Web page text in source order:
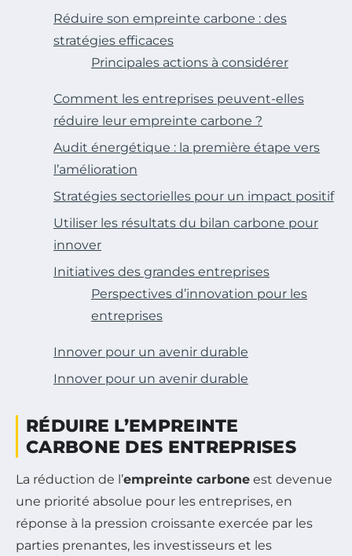
Réduire son empreinte carbone : des
stratégies efficaces
Principales actions à considérer
Comment les entreprises peuvent-elles
réduire leur empreinte carbone ?
Audit énergétique : la première étape vers
l’amélioration
Stratégies sectorielles pour un impact positif
Utiliser les résultats du bilan carbone pour
innover
Initiatives des grandes entreprises
Perspectives d’innovation pour les
entreprises
Innover pour un avenir durable
Innover pour un avenir durable
RÉDUIRE L’EMPREINTE
CARBONE DES ENTREPRISES
La réduction de l’empreinte carbone est devenue
une priorité absolue pour les entreprises, en
réponse à la pression croissante exercée par les
parties prenantes, les investisseurs et les